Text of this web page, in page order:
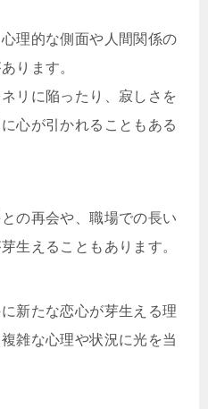
理的な側面や人間関係の
ります。
リに陥ったり、寂しさを
心が引かれることもある
の再会や、職場での長い
生えることもあります。
新たな恋心が芽生える理
雑な心理や状況に光を当